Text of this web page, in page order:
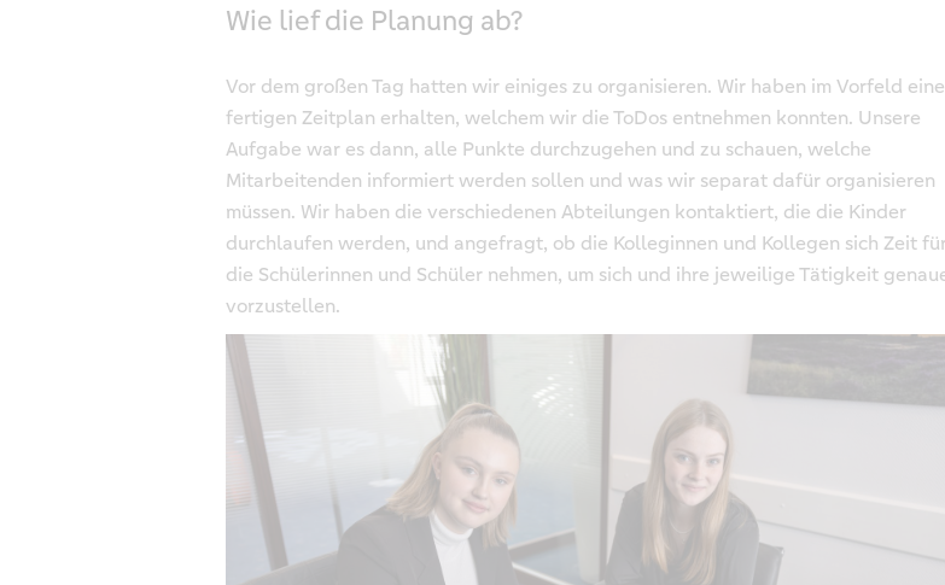
Wie lief die Planung ab?
Vor dem großen Tag hatten wir einiges zu organisieren. Wir haben im Vorfeld
fertigen Zeitplan erhalten, welchem wir die ToDos entnehmen konnten. Unsere
Aufgabe war es dann, alle Punkte durchzugehen und zu schauen, welche
Mitarbeitenden informiert werden sollen und was wir separat dafür organisieren
müssen. Wir haben die verschiedenen Abteilungen kontaktiert, die die Kinder
durchlaufen werden, und angefragt, ob die Kolleginnen und Kollegen sich Zeit
die Schülerinnen und Schüler nehmen, um sich und ihre jeweilige Tätigkeit
vorzustellen.